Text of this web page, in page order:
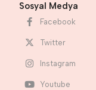
Sosyal Medya
Facebook
Twitter
Instagram
Youtube